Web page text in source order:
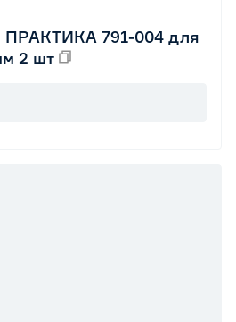
ПРАКТИКА 791-004 для
2 шт